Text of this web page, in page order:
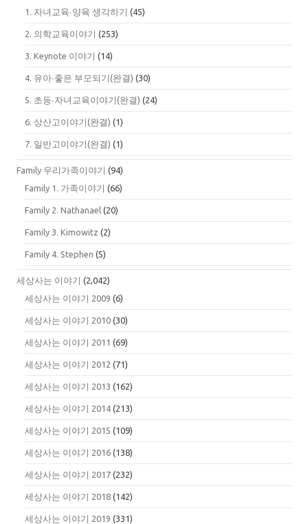
1. 자녀교육∙양육 생각하기 (45)
2. 의학교육이야기 (253)
3. Keynote 이야기 (14)
4. 유아∙좋은 부모되기(완결) (30)
5. 초등∙자녀교육이야기(완결) (24)
6. 상산고이야기(완결) (1)
7. 일반고이야기(완결) (1)
Family 우리가족이야기 (94)
Family 1. 가족이야기 (66)
Family 2. Nathanael (20)
Family 3. Kimowitz (2)
Family 4. Stephen (5)
세상사는 이야기 (2,042)
세상사는 이야기 2009 (6)
세상사는 이야기 2010 (30)
세상사는 이야기 2011 (69)
세상사는 이야기 2012 (71)
세상사는 이야기 2013 (162)
세상사는 이야기 2014 (213)
세상사는 이야기 2015 (109)
세상사는 이야기 2016 (138)
세상사는 이야기 2017 (232)
세상사는 이야기 2018 (142)
세상사는 이야기 2019 (331)